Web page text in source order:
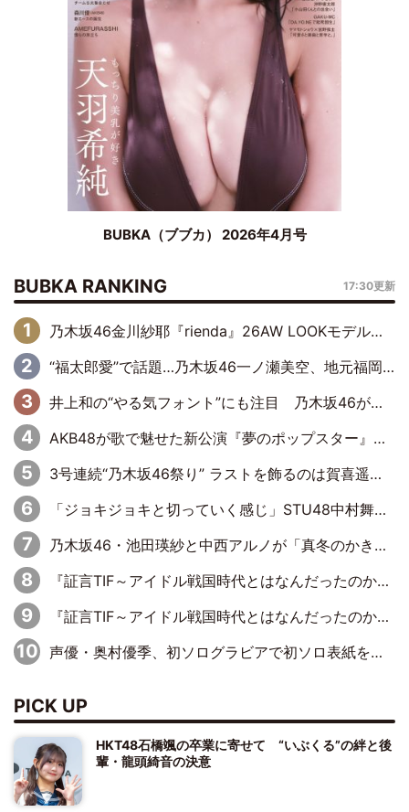
BUBKA（ブブカ） 2026年4月号
BUBKA RANKING 17:30更新
乃木坂46金川紗耶『rienda』26AW LOOKモデルに就任
“福太郎愛”で話題…乃木坂46一ノ瀬美空、地元福岡『めんべい25周年トップサポーター』に就任
井上和の“やる気フォント”にも注目 乃木坂46が挑んだ書道パフォーマンスの舞台裏
AKB48が歌で魅せた新公演『夢のポップスター』 初日から全身全霊のステージ
3号連続“乃木坂46祭り” ラストを飾るのは賀喜遥香…5年ぶりの登場に「5年分大人になった私を見ていただけたら」
「ジョキジョキと切っていく感じ」STU48中村舞、新しい挑戦は自らの手で
乃木坂46・池田瑛紗と中西アルノが「真冬のかき氷」騒動で火花散らす！ 因縁の裏にあるのは、逆境をともに“凌”ぐ似た者同士の絆
『証言TIF～アイドル戦国時代とはなんだったのか～』第11回：私立恵比寿中学・真山りか×安本彩花「TIFで10年ぶりのキョンシーメイクをしたら、場を完全に引かせてしまって。時代が変わったんだなって」
『証言TIF～アイドル戦国時代とはなんだったのか～』第6回：でんぱ組.inc・古川未鈴×相沢梨紗「『ハロプロやりたかったな』って言ったら、夢眠ねむさんに『てめえはでんぱ組．incなんだよ！』って肩パンされて(笑)」
声優・奥村優季、初ソログラビアで初ソロ表紙を飾る！ 初めて見せる表情や、声優を志したきっかけなどを語った必読のインタビューを掲載
PICK UP
HKT48石橋颯の卒業に寄せて “いぶくる”の絆と後
輩・龍頭綺音の決意